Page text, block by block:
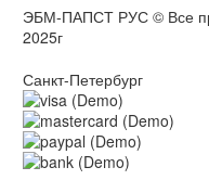
ЭБМ-ПАПСТ РУС ©
2025г
Санкт-Петербург